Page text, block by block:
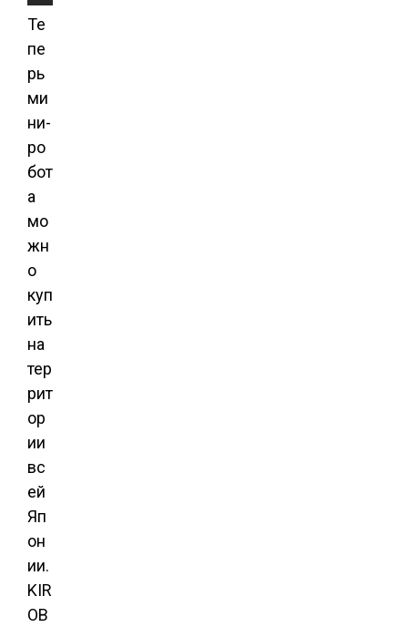
Те
пе
рь
ми
ни-
ро
бот
а
мо
жн
о
куп
ить
на
тер
рит
ор
ии
вс
ей
Яп
он
ии.
KIR
OB